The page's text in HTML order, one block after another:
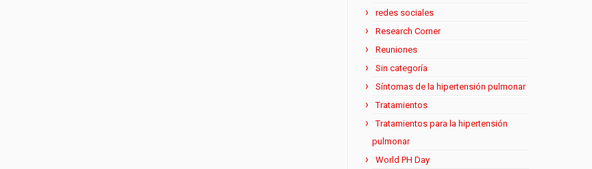
redes sociales
Research Corner
Reuniones
Sin categoría
Síntomas de la hipertensión pulmonar
Tratamientos
Tratamientos para la hipertensión
pulmonar
World PH Day